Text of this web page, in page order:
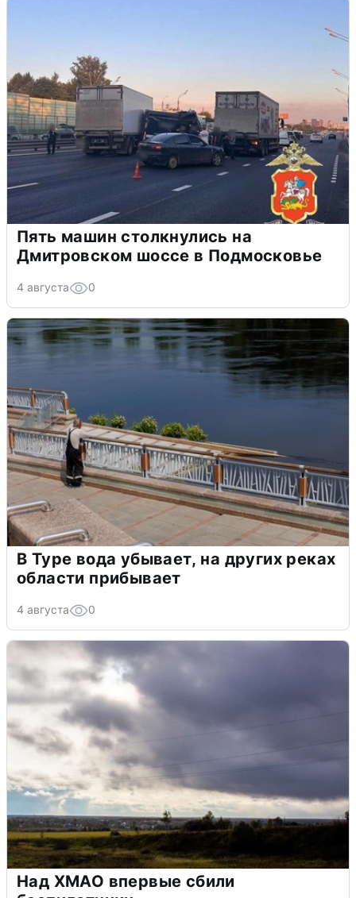
Пять машин столкнулись на
Дмитровском шоссе в Подмосковье
4 августа 0
В Туре вода убывает, на других реках
области прибывает
4 августа 0
Над ХМАО впервые сбили